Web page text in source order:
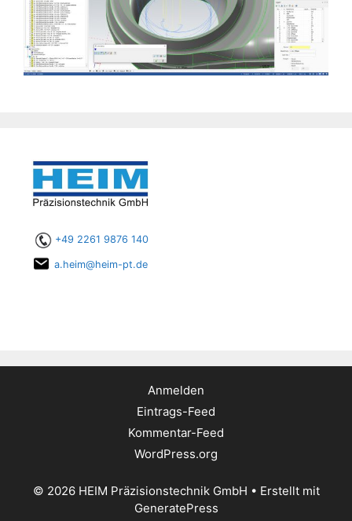
+49 2261 9876 140
a.heim@heim-pt.de
Anmelden
Eintrags-Feed
Kommentar-Feed
WordPress.org
© 2026 HEIM Präzisionstechnik GmbH • Erstellt mit
GeneratePress